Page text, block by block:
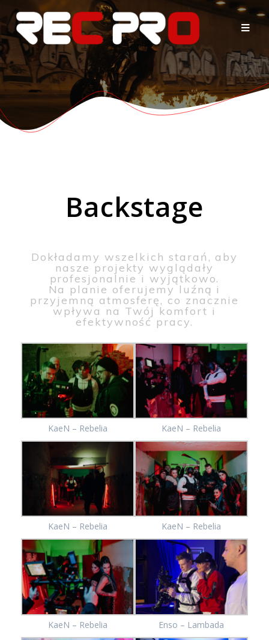
Backstage
Dokładamy wszelkich starań, aby
nasze projekty wyglądały
profesjonalnie i wyjątkowo.
Na planie oferujemy luźną i
przyjemną atmosferę, co znacznie
wpływa na Twój komfort i
efektywność pracy.
KaeN – Rebelia KaeN – Rebelia
KaeN – Rebelia KaeN – Rebelia
KaeN – Rebelia Enso – Lambada